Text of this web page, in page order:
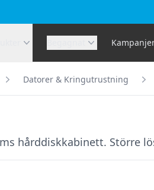
Datorer & Kringutrustning
hårddiskkabinett. Större